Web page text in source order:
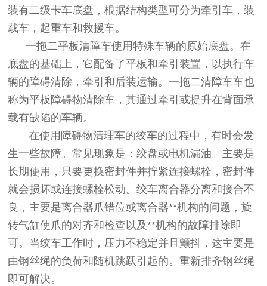
装有二级卡车底盘，根据结构类型可分为牵引车，装
载车，起重车和救援车。
一拖二平板清障车使用特殊车辆的原始底盘。在
底盘的基础上，它配备了平板和牵引装置，以执行车
辆的障碍清除，牵引和后装运输。一拖二清障车车也
称为平板障碍物清除车，其通过牵引或提升在背面承
载有缺陷的车辆。
在使用障碍物清理车的绞车的过程中，有时会发
生一些故障。常见现象是：绞盘或电机漏油。主要是
长期使用，只要更换密封件并拧紧连接螺栓，密封件
就会损坏或连接螺栓松动。绞车离合器分离和接合不
良，主要是离合器爪错位或离合器**机构的问题，旋
转气缸使爪的对齐和检查以及**机构的故障排除即
可。当绞车工作时，压力不稳定并且颤抖，这主要是
由钢丝绳的负荷和随机跳跃引起的。重新排齐钢丝绳
即可解决。